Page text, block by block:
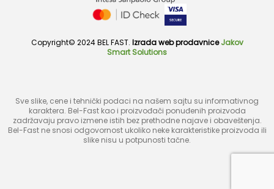
Copyright© 2024 BEL FAST. Izrada web prodavnice Jakov
Smart Solutions
Sve slike, cene i tehnički podaci na našem sajtu su informativnog
karaktera. Bel-Fast kao i proizvođači ponuđenih proizvoda
zadržavaju pravo izmene istih bez prethodne najave i obaveštenja.
Bel-Fast ne snosi odgovornost ukoliko neke karakteristike proizvoda ili
slike nisu u potpunosti tačne.